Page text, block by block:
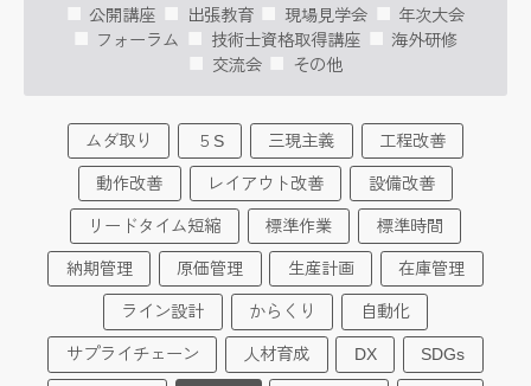
公開講座 出張教育 現場見学会
年次大会
フォーラム
技術士資格取得講座
海外研修
交流会
その他
ムダ取り ５S 三現主義 工程改善
動作改善 レイアウト改善 設備改善
リードタイム短縮 標準作業 標準時間
納期管理 原価管理 生産計画 在庫管理
ライン設計 からくり 自動化
サプライチェーン 人材育成 DX SDGs